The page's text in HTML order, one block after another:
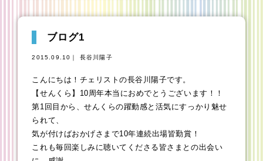
ブログ1
2015.09.10｜ 長谷川陽子
こんにちは！チェリストの長谷川陽子です。
【せんくら】10周年本当におめでとうございます！！
第1回目から、せんくらの躍動感と活気にすっかり魅せ
られて、
気が付けばおかげさまで10年連続出場皆勤賞！
これも毎回楽しみに聴いてくださる皆さまとの出会い